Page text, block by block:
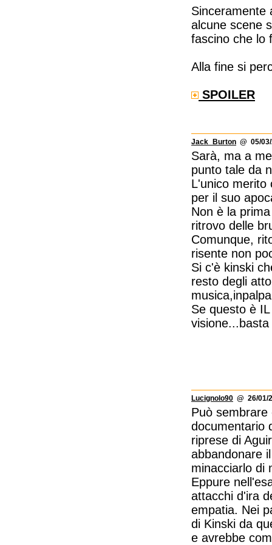
Sinceramente
alcune scene
fascino che lo
Alla fine si
SPOILER
Jack_Burton @ 05/
Sarà, ma a
punto tale da
L'unico merito
per il suo
Non è la
ritrovo delle
Comunque,
risente non
Si c'è kinski
resto degli
Se questo è
Lucignolo90 @ 26/01/
Può
documentario
riprese di
abbandonare
minacciarlo di
Eppure
attacchi d'ira
empatia. Nei
di Kinski da
e avrebbe